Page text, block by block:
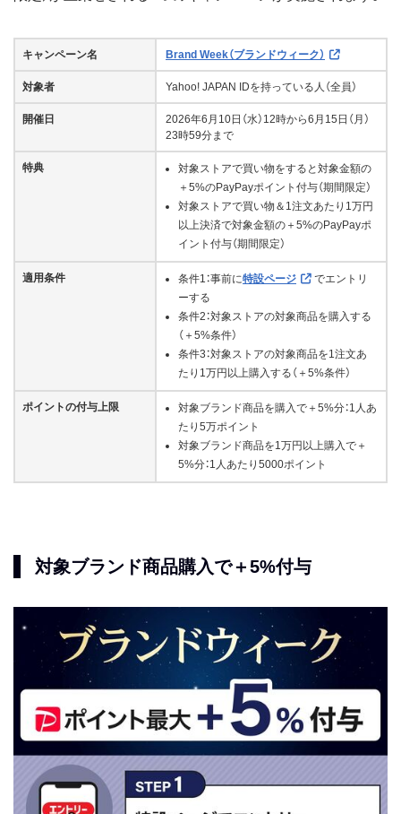
キャンペーン名 Brand Week（ブランドウィーク）
対象者 Yahoo! JAPAN IDを持っている人（全員）
開催日
2026年6月10日（水）12時から6月15日（月）
23時59分まで
特典
対象ストアで買い物をすると対象金額の
＋5%のPayPayポイント付与（期間限定）
対象ストアで買い物＆1注文あたり1万円
以上決済で対象金額の＋5%のPayPayポ
イント付与（期間限定）
適用条件 条件1：事前に特設ページ
でエントリ
ーする
条件2：対象ストアの対象商品を購入する
（＋5%条件）
条件3：対象ストアの対象商品を1注文あ
たり1万円以上購入する（＋5%条件）
ポイントの付与上限
対象ブランド商品を購入で＋5%分：1人あ
たり5万ポイント
対象ブランド商品を1万円以上購入で＋
5%分：1人あたり5000ポイント
対象ブランド商品購入で＋5%付与